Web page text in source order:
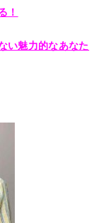
！
い魅力的なあなた